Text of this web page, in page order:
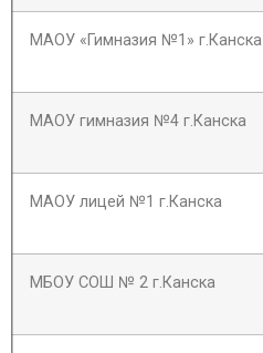
МАОУ «Гимназия №1» г.Канска
МАОУ гимназия №4 г.Канска
МАОУ лицей №1 г.Канска
МБОУ СОШ № 2 г.Канска